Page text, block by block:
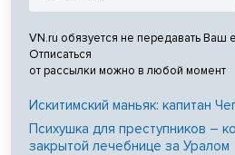
VN.ru обязуется не передавать Ваш
Отписаться
от рассылки можно в любой момент
Искитимский маньяк: капитан
Психушка для преступников –
закрытой лечебнице за Уралом